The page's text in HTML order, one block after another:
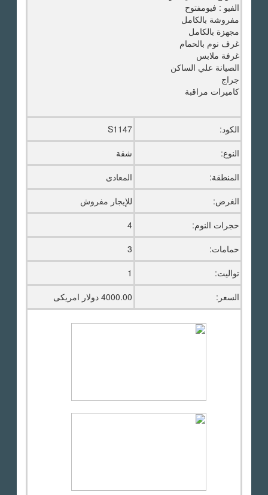
الفيو : فيومفتوح
مفروشة بالكامل
مجهزة بالكامل
غرف نوم بالحمام
غرفة ملابس
الصيانة علي الساكن
جراج
كاميرات مراقبة
الكود:
S1147
النوع:
شقة
المنطقة:
المعادى
الغرض:
للإيجار مفروش
حجرات النوم:
4
حمامات:
3
تواليت:
1
السعر:
4000.00 دولار امريكى